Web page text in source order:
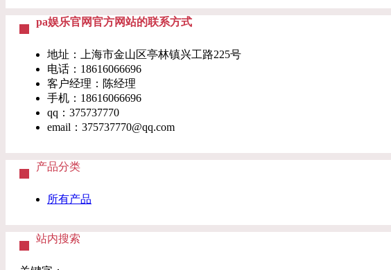
pa娱乐官网官方网站的联系方式
地址：上海市金山区亭林镇兴工路225号
电话：18616066696
客户经理：陈经理
手机：18616066696
qq：375737770
email： 375737770@qq.com
产品分类
所有产品
站内搜索